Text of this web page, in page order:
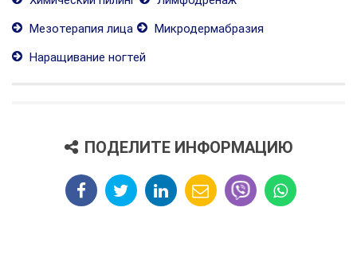
Мезотерапия лица
Микродермабразия
Наращивание ногтей
ПОДЕЛИТЕ ИНФОРМАЦИЮ